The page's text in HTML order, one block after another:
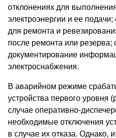
отклонениях для
электроэнергии и ее
для ремонта и
после ремонта или резерва;
документирование
электроснабжения.
В аварийном режиме
устройства первого уровня
случае оперативно-
необходимые отключения
в случае их отказа. Однако,